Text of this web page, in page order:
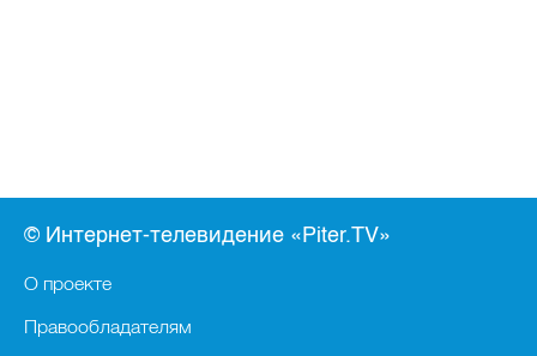
© Интернет-телевидение «Piter.TV»
О проекте
Правообладателям